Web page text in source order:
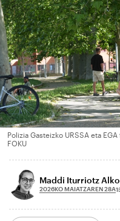
Polizia Gasteizko URSSA eta
FOKU
Maddi Iturriotz
2026KO MAIATZAREN 28A